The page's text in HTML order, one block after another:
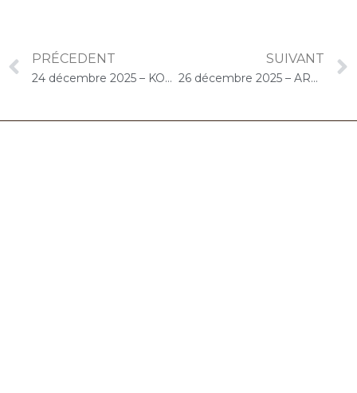
PRÉCEDENT
24 décembre 2025 – KORIAN Les Lierres (Le Perreux-sur-Marne) : Concert « Cello Solo »
SUIVANT
26 décembre 2025 – ARPAVIE La Roseraie (Triel-sur-Seine) : Concert « Choco-Cello Solo »